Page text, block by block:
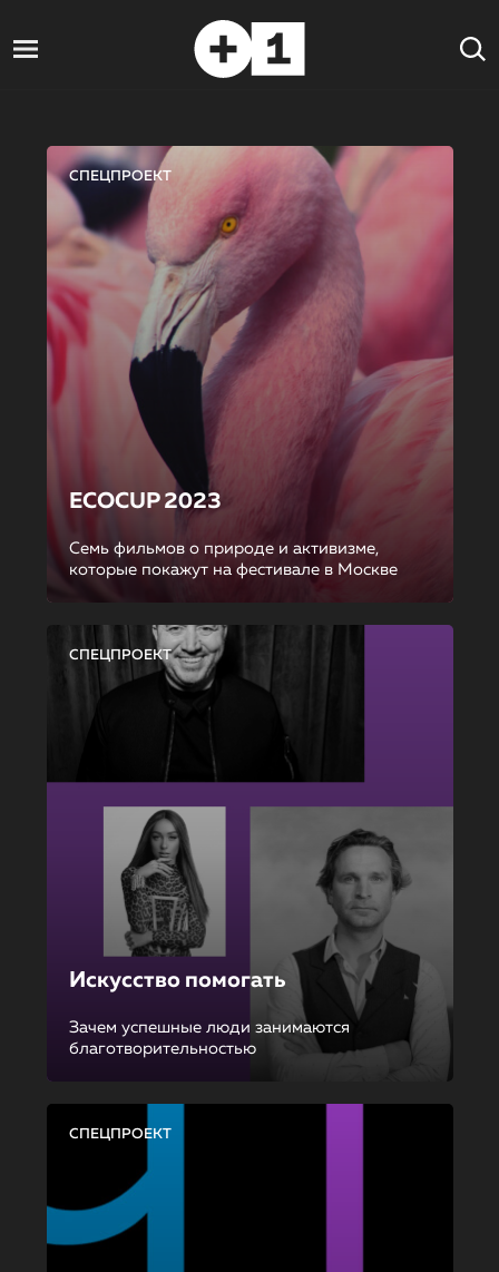
СПЕЦПРОЕКТ
ECOCUP 2023
Семь фильмов о природе и активизме,
которые покажут на фестивале в Москве
СПЕЦПРОЕКТ
Искусство помогать
Зачем успешные люди занимаются
благотворительностью
СПЕЦПРОЕКТ